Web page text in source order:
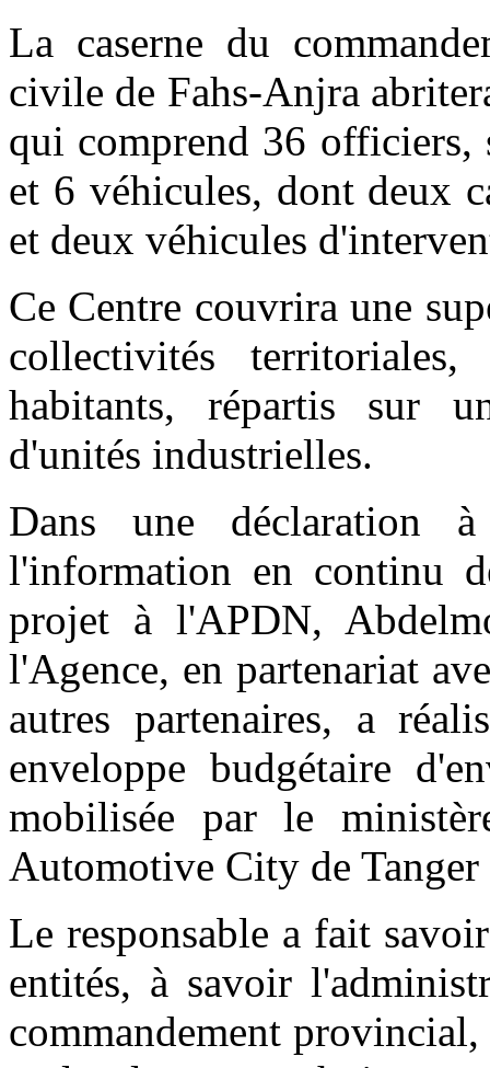
La caserne du
civile de Fahs-Anjra
qui comprend 36 officiers,
et 6 véhicules, dont deux
et deux véhicules
Ce Centre couvrira une
collectivités
habitants, répartis sur
d'unités industrielles.
Dans une déclaration
l'information en continu
projet à l'APDN,
l'Agence, en partenariat
autres partenaires, a
enveloppe budgétaire
mobilisée par le
Automotive City de
Le responsable a fait
entités, à savoir
commandement